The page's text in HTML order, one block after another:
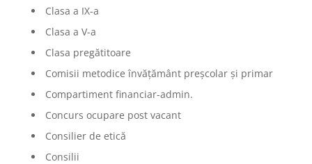
Clasa a IX-a
Clasa a V-a
Clasa pregătitoare
Comisii metodice învățământ preșcolar și primar
Compartiment financiar-admin.
Concurs ocupare post vacant
Consilier de etică
Consilii